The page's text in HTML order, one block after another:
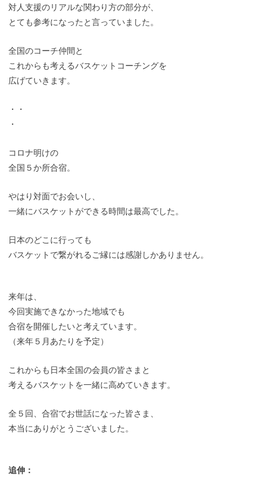
対人支援のリアルな関わり方の部分が、
とても参考になったと言っていました。
全国のコーチ仲間と
これからも考えるバスケットコーチングを
広げていきます。
・・
・
コロナ明けの
全国５か所合宿。
やはり対面でお会いし、
一緒にバスケットができる時間は最高でした。
日本のどこに行っても
バスケットで繋がれるご縁には感謝しかありません。
来年は、
今回実施できなかった地域でも
合宿を開催したいと考えています。
（来年５月あたりを予定）
これからも日本全国の会員の皆さまと
考えるバスケットを一緒に高めていきます。
全５回、合宿でお世話になった皆さま、
本当にありがとうございました。
追伸：